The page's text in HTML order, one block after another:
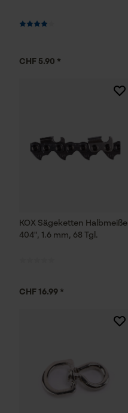
CHF 5.90 *
KOX Sägeketten Halbmeißel
404", 1.6 mm, 68 Tgl.
CHF 16.99 *